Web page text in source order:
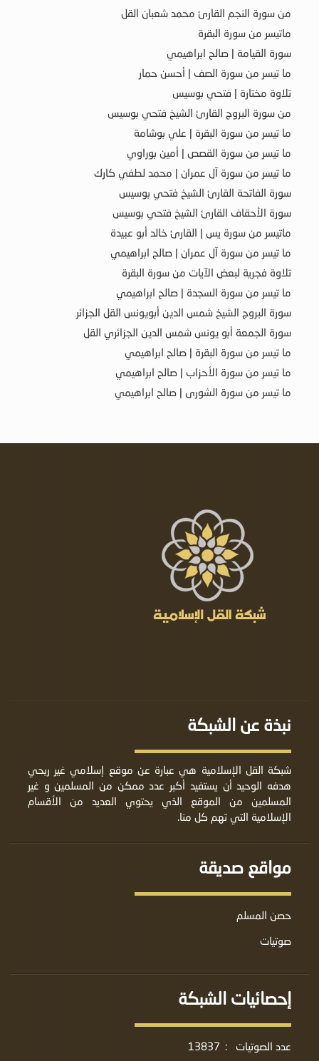
من سورة النجم القارئ محمد شعبان القل
ماتيسر من سورة البقرة
سورة القيامة | صالح ابراهيمي
ما تيسر من سورة الصف | أحسن حمار
تلاوة مختارة | فتحي بوسيس
من سورة البروج القارئ الشيخ فتحي بوسيس
ما تيسر من سورة البقرة | علي بوشامة
ما تيسر من سورة القصص | أمين بوراوي
ما تيسر من سورة آل عمران | محمد لطفي كارك
سورة الفاتحة القارئ الشيخ فتحي بوسيس
سورة الأحقاف القارئ الشيخ فتحي بوسيس
ماتيسر من سورة يس | القارئ خالد أبو عبيدة
ما تيسر من سورة آل عمران | صالح ابراهيمي
تلاوة فجرية لبعض الآيات من سورة البقرة
ما تيسر من سورة السجدة | صالح ابراهيمي
سورة البروج الشيخ شمس الدين أبويونس القل الجزائر
سورة الجمعة أبو يونس شمس الدين الجزائري القل
ما تيسر من سورة البقرة | صالح ابراهيمي
ما تيسر من سورة الأحزاب | صالح ابراهيمي
ما تيسر من سورة الشورى | صالح ابراهيمي
نبذة عن الشبكة
شبكة القل الإسلامية هي عبارة عن موقع إسلامي غير ربحي
هدفه الوحيد أن يستفيد أكبر عدد ممكن من المسلمين و غير
المسلمين من الموقع الذي يحتوي العديد من الأقسام
الإسلامية التي تهم كل منا.
مواقع صديقة
حصن المسلم
صوتيات
إحصائيات الشبكة
عدد الصوتيات :
13837